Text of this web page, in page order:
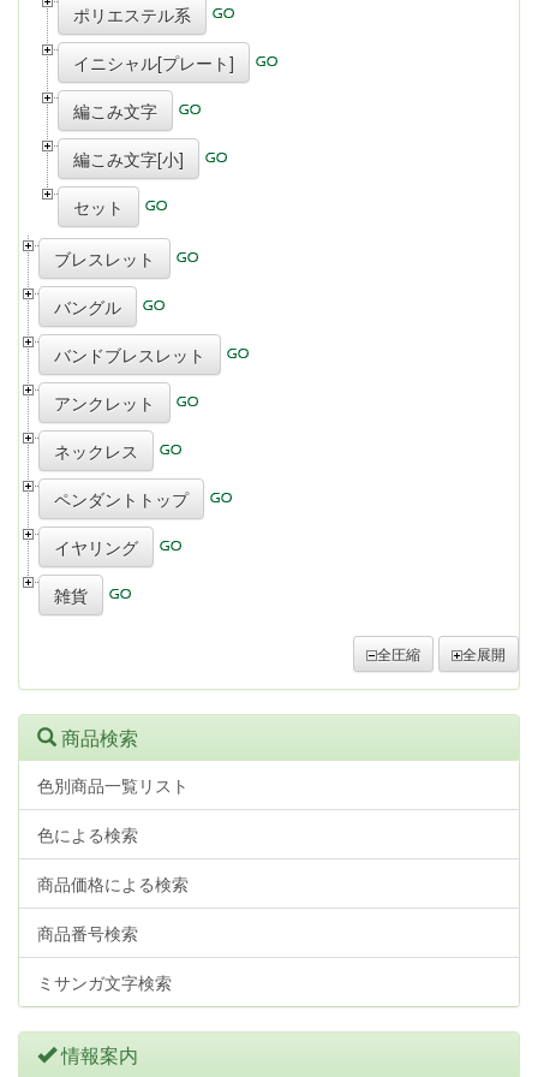
ポリエステル系
イニシャル[プレート]
編こみ文字
編こみ文字[小]
セット
ブレスレット
バングル
バンドブレスレット
アンクレット
ネックレス
ペンダントトップ
イヤリング
雑貨
全圧縮 全展開
商品検索
色別商品一覧リスト
色による検索
商品価格による検索
商品番号検索
ミサンガ文字検索
情報案内